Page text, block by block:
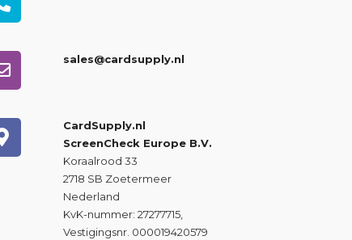
sales@cardsupply.nl
CardSupply.nl
ScreenCheck Europe B.V.
Koraalrood 33
2718 SB Zoetermeer
Nederland
KvK-nummer: 27277715,
Vestigingsnr. 000019420579